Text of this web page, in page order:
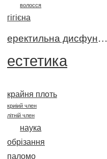
волосся
гігієна
еректильна дисфункція
естетика
крайня плоть
криіий член
літній член
наука
обрізання
паломо